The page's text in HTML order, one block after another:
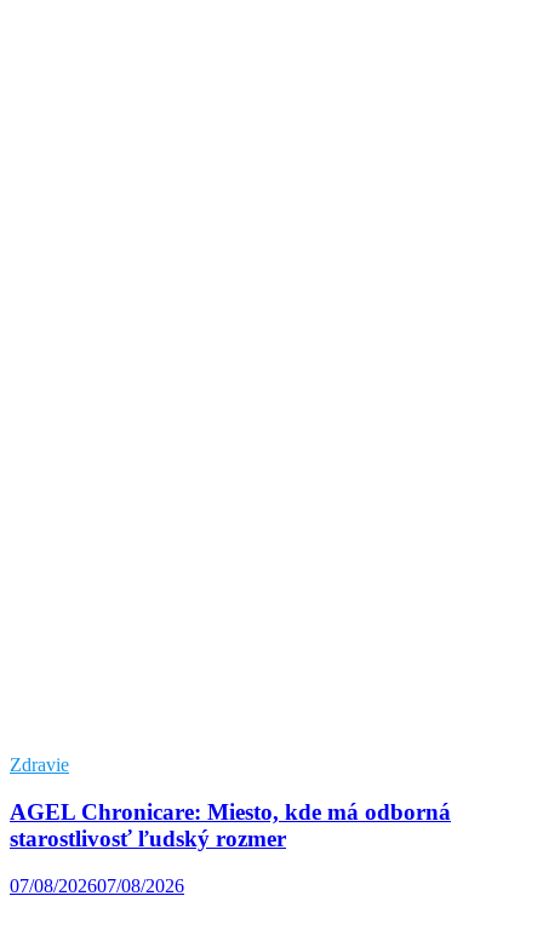
Zdravie
AGEL Chronicare: Miesto, kde má odborná
starostlivosť ľudský rozmer
07/08/202607/08/2026